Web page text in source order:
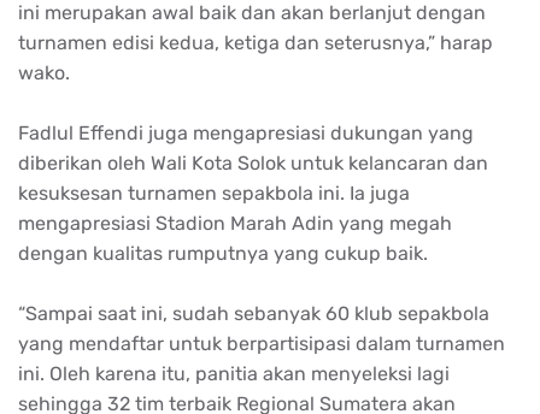
ini merupakan awal baik dan akan berlanjut dengan
turnamen edisi kedua, ketiga dan seterusnya,” harap
wako.
Fadlul Effendi juga mengapresiasi dukungan yang
diberikan oleh Wali Kota Solok untuk kelancaran dan
kesuksesan turnamen sepakbola ini. Ia juga
mengapresiasi Stadion Marah Adin yang megah
dengan kualitas rumputnya yang cukup baik.
“Sampai saat ini, sudah sebanyak 60 klub sepakbola
yang mendaftar untuk berpartisipasi dalam turnamen
ini. Oleh karena itu, panitia akan menyeleksi lagi
sehingga 32 tim terbaik Regional Sumatera akan